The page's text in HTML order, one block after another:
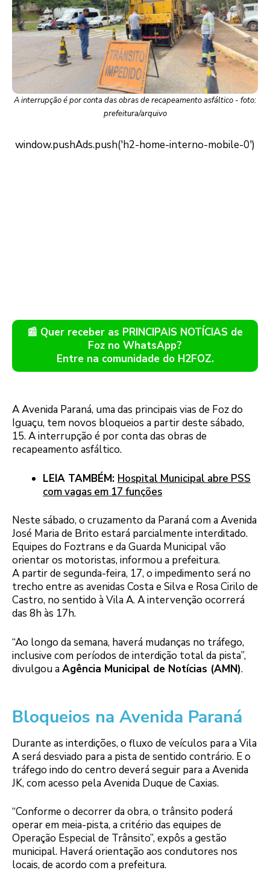
A interrupção é por conta das obras de recapeamento asfáltico - foto:
prefeitura/arquivo
📰 Quer receber as PRINCIPAIS NOTÍCIAS de
Foz no WhatsApp?
Entre na comunidade do H2FOZ.
A Avenida Paraná, uma das principais vias de Foz do
Iguaçu, tem novos bloqueios a partir deste sábado,
15. A interrupção é por conta das obras de
recapeamento asfáltico.
LEIA TAMBÉM: Hospital Municipal abre PSS
com vagas em 17 funções
Neste sábado, o cruzamento da Paraná com a Avenida
José Maria de Brito estará parcialmente interditado.
Equipes do Foztrans e da Guarda Municipal vão
orientar os motoristas, informou a prefeitura.
A partir de segunda-feira, 17, o impedimento será no
trecho entre as avenidas Costa e Silva e Rosa Cirilo de
Castro, no sentido à Vila A. A intervenção ocorrerá
das 8h às 17h.
“Ao longo da semana, haverá mudanças no tráfego,
inclusive com períodos de interdição total da pista”,
divulgou aAgência Municipal de Notícias (AMN).
Bloqueios na Avenida Paraná
Durante as interdições, o fluxo de veículos para a Vila
A será desviado para a pista de sentido contrário. E o
tráfego indo do centro deverá seguir para a Avenida
JK, com acesso pela Avenida Duque de Caxias.
“Conforme o decorrer da obra, o trânsito poderá
operar em meia-pista, a critério das equipes de
Operação Especial de Trânsito”, expôs a gestão
municipal. Haverá orientação aos condutores nos
locais, de acordo com a prefeitura.